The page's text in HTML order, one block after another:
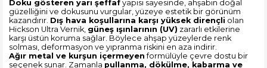
Doku gösteren yarı şeffaf yapısı sayesinde, ahşabın doğal
güzelliğini ve dokusunu vurgular, yüzeye estetik bir görünüm
kazandırır. Dış hava koşullarına karşı yüksek dirençli olan
Hickson Ultra Vernik, güneş ışınlarının (UV) zararlı etkilerine
karşı üstün koruma sağlar. Böylece ahşap yüzeylerde renk
solması, deformasyon ve yıpranma riskini en aza indirir.
Ağır metal ve kurşun içermeyen formülüyle çevre dostu bir
seçenek sunar. Zamanla pullanma, dökülme, kabarma ve